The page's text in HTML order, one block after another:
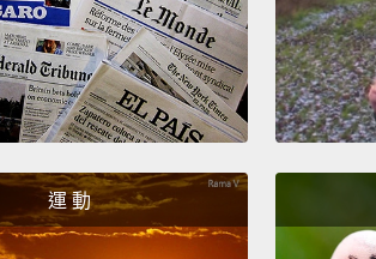
讓鍋碗瓢盆重生。鍋底注水，加
子移開火源，加入兩大匙蘇打粉
現。
mirrors.
Combine two cups of
cider vinegar, and a fourth cup
運 動